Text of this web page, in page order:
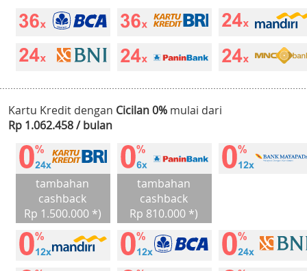
Kartu Kredit dengan Cicilan 0% mulai dari
Rp 1.062.458 / bulan
tambahan
cashback
Rp 1.500.000 *)
tambahan
cashback
Rp 810.000 *)